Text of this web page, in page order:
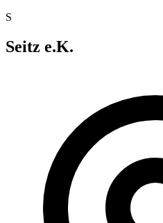
S
Seitz e.K.